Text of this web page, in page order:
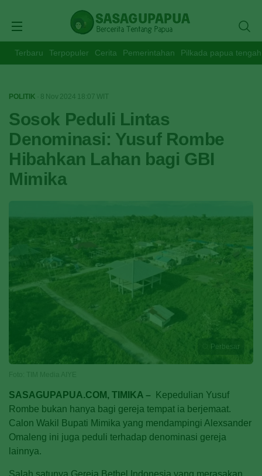
Terbaru Terpopuler Cerita Pemerintahan Pilkada papua tengah
POLITIK · 8 Nov 2024 18:07 WIT
Sosok Peduli Lintas
Denominasi: Yusuf Rombe
Hibahkan Lahan bagi GBI
Mimika
Perbesar
SASAGUPAPUA.COM, TIMIKA –
Kepedulian Yusuf
Rombe bukan hanya bagi gereja tempat ia berjemaat.
Calon Wakil Bupati Mimika yang mendampingi Alexsander
Omaleng ini juga peduli terhadap denominasi gereja
lainnya.
Salah satunya Gereja Bethel Indonesia yang merasakan